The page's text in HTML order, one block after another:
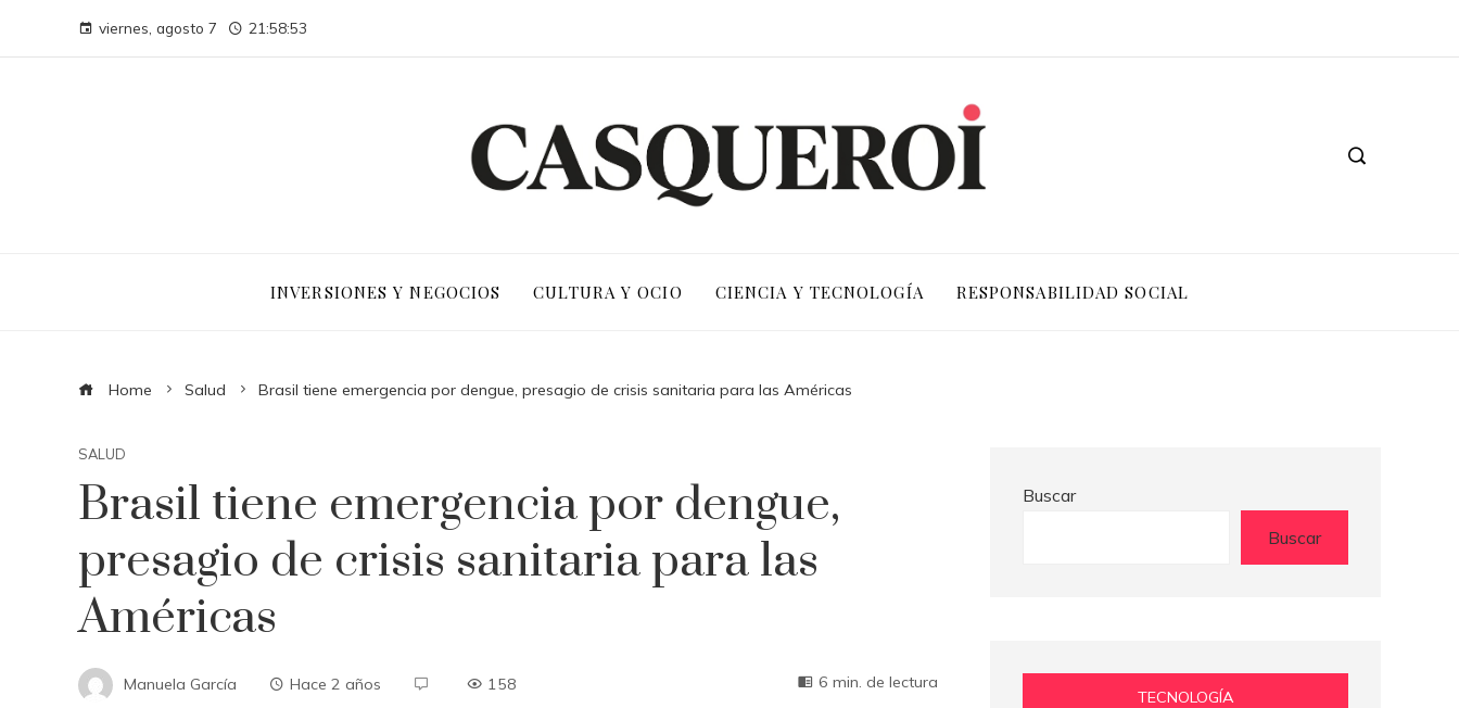
viernes, agosto 7 21:58:54
INVERSIONES Y NEGOCIOS CULTURA Y OCIO CIENCIA Y TECNOLOGÍA RESPONSABILIDAD SOCIAL
Home Salud Brasil tiene emergencia por dengue, presagio de crisis sanitaria para las Américas
SALUD
Brasil tiene emergencia por dengue,
presagio de crisis sanitaria para las
Américas
Manuela García Hace 2 años 158 6 min. de lectura
Buscar
Buscar
TECNOLOGÍA